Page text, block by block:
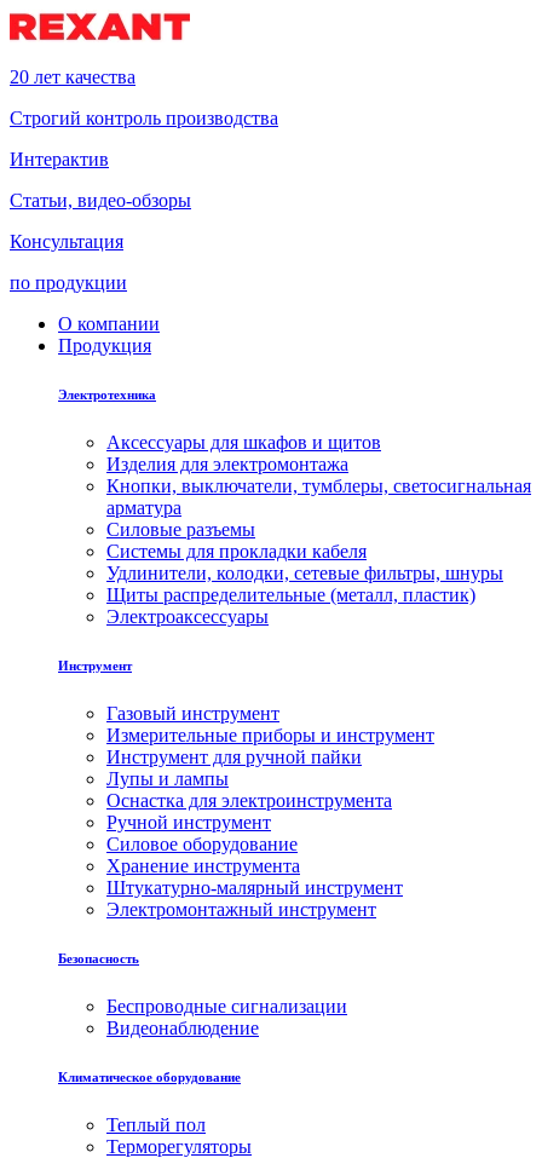
20 лет качества
Строгий контроль производства
Интерактив
Статьи, видео-обзоры
Консультация
по продукции
О компании
Продукция
Электротехника
Аксессуары для шкафов и щитов
Изделия для электромонтажа
Кнопки, выключатели, тумблеры, светосигнальная
арматура
Силовые разъемы
Системы для прокладки кабеля
Удлинители, колодки, сетевые фильтры, шнуры
Щиты распределительные (металл, пластик)
Электроаксессуары
Инструмент
Газовый инструмент
Измерительные приборы и инструмент
Инструмент для ручной пайки
Лупы и лампы
Оснастка для электроинструмента
Ручной инструмент
Силовое оборудование
Хранение инструмента
Штукатурно-малярный инструмент
Электромонтажный инструмент
Безопасность
Беспроводные сигнализации
Видеонаблюдение
Климатическое оборудование
Теплый пол
Терморегуляторы